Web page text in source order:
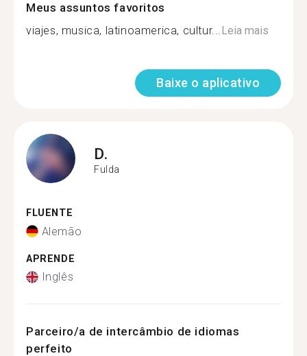
Meus assuntos favoritos
viajes, musica, latinoamerica, cultur...Leia mais
Baixe o aplicativo
D.
Fulda
FLUENTE
Alemão
APRENDE
Inglês
Parceiro/a de intercâmbio de idiomas
perfeito